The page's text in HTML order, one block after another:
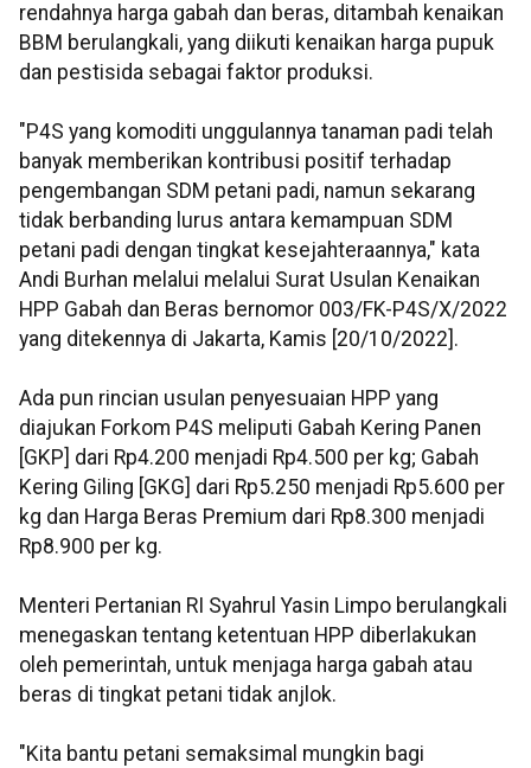
rendahnya harga gabah dan beras, ditambah kenaikan
BBM berulangkali, yang diikuti kenaikan harga pupuk
dan pestisida sebagai faktor produksi.
"P4S yang komoditi unggulannya tanaman padi telah
banyak memberikan kontribusi positif terhadap
pengembangan SDM petani padi, namun sekarang
tidak berbanding lurus antara kemampuan SDM
petani padi dengan tingkat kesejahteraannya," kata
Andi Burhan melalui melalui Surat Usulan Kenaikan
HPP Gabah dan Beras bernomor 003/FK-P4S/X/2022
yang ditekennya di Jakarta, Kamis [20/10/2022].
Ada pun rincian usulan penyesuaian HPP yang
diajukan Forkom P4S meliputi Gabah Kering Panen
[GKP] dari Rp4.200 menjadi Rp4.500 per kg; Gabah
Kering Giling [GKG] dari Rp5.250 menjadi Rp5.600 per
kg dan Harga Beras Premium dari Rp8.300 menjadi
Rp8.900 per kg.
Menteri Pertanian RI Syahrul Yasin Limpo berulangkali
menegaskan tentang ketentuan HPP diberlakukan
oleh pemerintah, untuk menjaga harga gabah atau
beras di tingkat petani tidak anjlok.
"Kita bantu petani semaksimal mungkin bagi